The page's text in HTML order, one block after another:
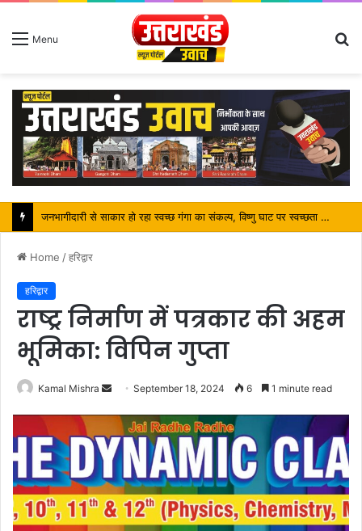
Menu
जनभागीदारी से साकार हो रहा स्वच्छ गंगा का संकल्प, विष्णु घाट पर स्वच्छता अभियान बना कांवड़ यात्रियों के लिए प्रेरणा
Home /हरिद्वार
हरिद्वार
राष्ट्र निर्माण में पत्रकार की अहम
भूमिका: विपिन गुप्ता
Kamal Mishra
Send
email
September 18, 2024 6 1 minute read